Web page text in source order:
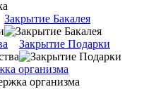
Закрытие Бакалея
Закрытие Подарки
организма